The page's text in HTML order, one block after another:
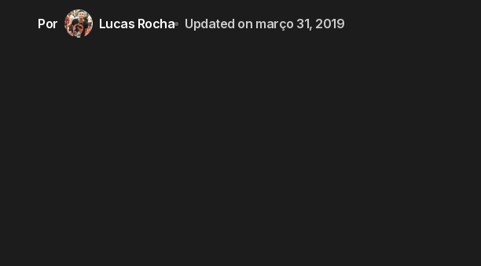
Por Lucas Rocha Updated on março 31, 2019